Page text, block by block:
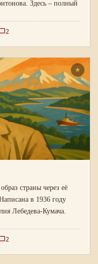
Здесь – полный
2
★
страны через её
в 1936 году
Лебедева-Кумача.
2